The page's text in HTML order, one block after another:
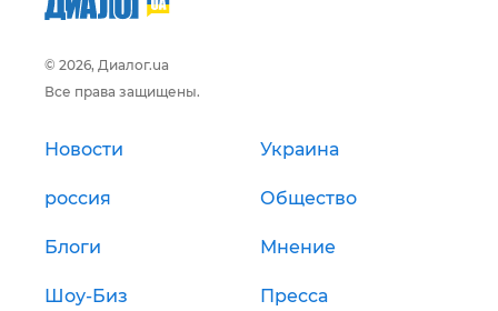
© 2026, Диалог.ua
Все права защищены.
Новости Украина
россия Общество
Блоги Мнение
Шоу-Биз Пресса